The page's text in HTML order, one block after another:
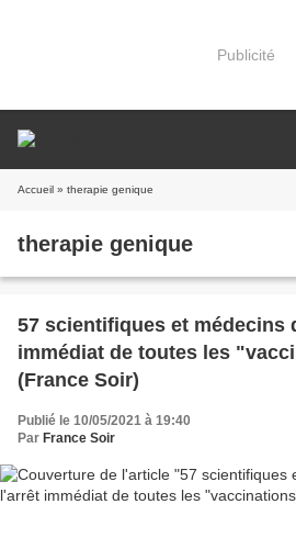
Publicité
Accueil » therapie genique
therapie genique
57 scientifiques et médecins
immédiat de toutes les
(France Soir)
Publié le 10/05/2021 à 19:40
Par France Soir